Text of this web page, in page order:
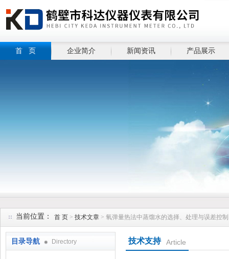
首 页 企业简介 新闻资讯 产品展示
当前位置： 首 页 > 技术文章 > 氧弹量热法中蒸馏水的选择、处理与误差控制
目录导航 Directory 技术支持 Article